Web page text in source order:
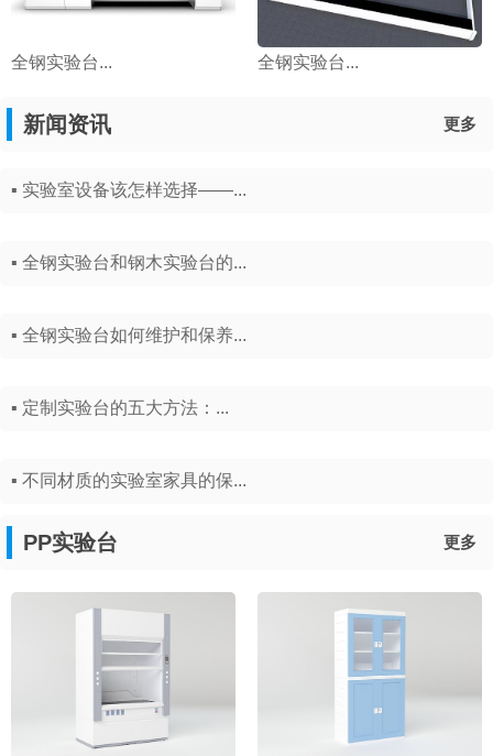
全钢实验台... 全钢实验台...
新闻资讯 更多
▪ 实验室设备该怎样选择——...
▪ 全钢实验台和钢木实验台的...
▪ 全钢实验台如何维护和保养...
▪ 定制实验台的五大方法：...
▪ 不同材质的实验室家具的保...
PP实验台 更多